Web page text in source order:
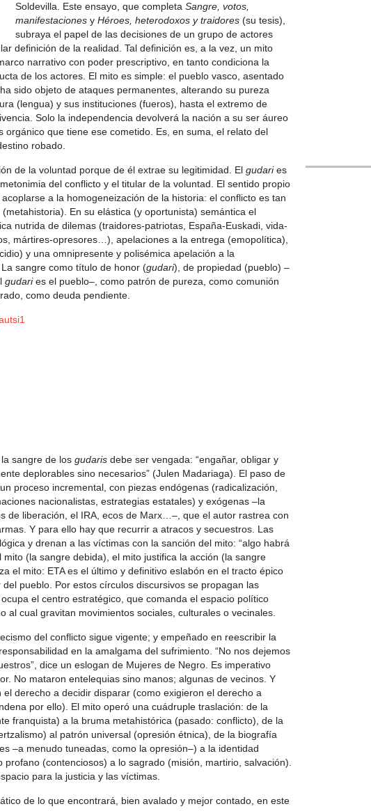
Soldevilla. Este ensayo, que completa Sangre, votos,
manifestaciones y Héroes, heterodoxos y traidores (su tesis),
subraya el papel de las decisiones de un grupo de actores
definición de la realidad. Tal definición es, a la vez, un mito
narrativo con poder prescriptivo, en tanto condiciona la
de los actores. El mito es simple: el pueblo vasco, asentado
sido objeto de ataques permanentes, alterando su pureza
(lengua) y sus instituciones (fueros), hasta el extremo de
Solo la independencia devolverá la nación a su ser áureo
orgánico que tiene ese cometido. Es, en suma, el relato del
robado.
de la voluntad porque de él extrae su legitimidad. El gudaries
del conflicto y el titular de la voluntad. El sentido propio
a la homogeneización de la historia: el conflicto es tan
En su elástica (y oportunista) semántica el
nutrida de dilemas (traidores-patriotas, España-Euskadi, vida-
mártires-opresores…), apelaciones a la entrega (emopolítica),
y una omnipresente y polisémica apelación a la
sangre como título de honor (gudari), de propiedad (pueblo) –
gudaries el pueblo–, como patrón de pureza, como comunión
como deuda pendiente.
sangre de los gudaris debe ser vengada: “engañar, obligar y
deplorables sino necesarios” (Julen Madariaga). El paso de
proceso incremental, con piezas endógenas (radicalización,
nacionalistas, estrategias estatales) y exógenas –la
de liberación, el IRA, ecos de Marx…–, que el autor rastrea con
Y para ello hay que recurrir a atracos y secuestros. Las
y drenan a las víctimas con la sanción del mito: “algo habrá
mito (la sangre debida), el mito justifica la acción (la sangre
el mito: ETA es el último y definitivo eslabón en el tracto épico
del pueblo. Por estos círculos discursivos se propagan las
el centro estratégico, que comanda el espacio político
al cual gravitan movimientos sociales, culturales o vecinales.
del conflicto sigue vigente; y empeñado en reescribir la
en la amalgama del sufrimiento. “No nos dejemos
dice un eslogan de Mujeres de Negro. Es imperativo
No mataron entelequias sino manos; algunas de vecinos. Y
derecho a decidir disparar (como exigieron el derecho a
por ello). El mito operó una cuádruple traslación: de la
franquista) a la bruma metahistórica (pasado: conflicto), de la
al patrón universal (opresión étnica), de la biografía
–a menudo tuneadas, como la opresión–) a la identidad
(contenciosos) a lo sagrado (misión, martirio, salvación).
para la justicia y las víctimas.
de lo que encontrará, bien avalado y mejor contado, en este